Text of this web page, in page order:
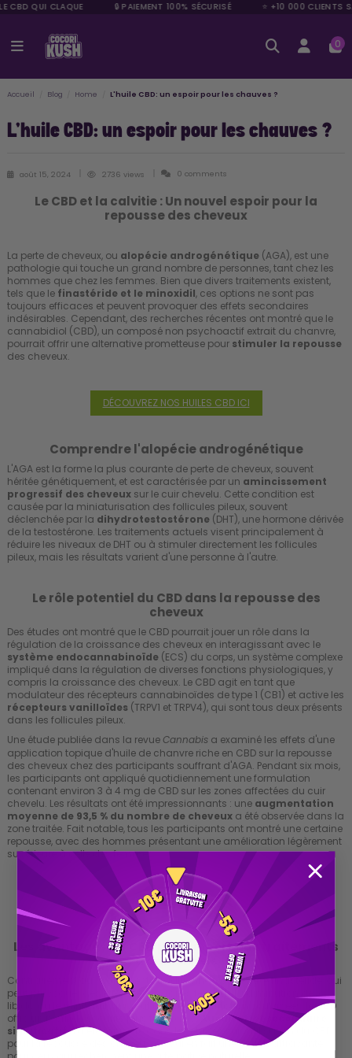
CBD QUI CLAQUE 🔒 PAIEMENT 100% SÉCURISÉ ⭐ +10 000 CLIENTS
0
Accueil Blog Home L'huile CBD: un espoir pour les chauves ?
L'huile CBD: un espoir pour les chauves ?
août 15, 2024 2736 views 0 comments
Le CBD et la calvitie : Un nouvel espoir pour la
repousse des cheveux
La perte de cheveux, ou alopécie androgénétique (AGA), est une
pathologie qui touche un grand nombre de personnes, tant chez les
hommes que chez les femmes. Bien que divers traitements existent,
tels que le finastéride et le minoxidil, ces options ne sont pas
toujours efficaces et peuvent provoquer des effets secondaires
indésirables. Cependant, des recherches récentes ont montré que le
cannabidiol (CBD), un composé non psychoactif extrait du chanvre,
pourrait offrir une alternative prometteuse pour stimuler la repousse
des cheveux.
DÉCOUVREZ NOS HUILES CBD ICI
Comprendre l'alopécie androgénétique
L'AGA est la forme la plus courante de perte de cheveux, souvent
héritée génétiquement, et est caractérisée par un amincissement
progressif des cheveux sur le cuir chevelu. Cette condition est
causée par la miniaturisation des follicules pileux, souvent
déclenchée par la dihydrotestostérone (DHT), une hormone dérivée
de la testostérone. Les traitements actuels visent principalement à
réduire les niveaux de DHT ou à stimuler directement les follicules
pileux, mais les résultats varient d'une personne à l'autre.
Le rôle potentiel du CBD dans la repousse des
cheveux
Des études ont montré que le CBD pourrait jouer un rôle dans la
régulation de la croissance des cheveux en interagissant avec le
système endocannabinoïde (ECS) du corps, un système complexe
impliqué dans la régulation de diverses fonctions physiologiques, y
compris la croissance des cheveux. Le CBD agit en tant que
modulateur des récepteurs cannabinoïdes de type 1 (CB1) et active les
récepteurs vanilloïdes (TRPV1 et TRPV4), qui sont tous deux présents
dans les follicules pileux.
Une étude publiée dans la revue Cannabis a examiné les effets d'une
application topique d'huile de chanvre riche en CBD sur la repousse
des cheveux chez des participants souffrant d'AGA. Pendant six mois,
les participants ont appliqué quotidiennement une formulation
contenant environ 3 à 4 mg de CBD sur les zones affectées du cuir
chevelu. Les résultats ont été impressionnants : une augmentation
moyenne de 93,5 % du nombre de cheveux a été observée dans la
zone traitée. Fait notable, tous les participants ont montré une certaine
repousse, avec des hommes présentant une amélioration légèrement
supérieure à celle des femmes.
DÉCOUVREZ NOS COSMETIQUES AU CBD ICI
Les avantages du CBD par rapport aux traitements
traditionnels
Contrairement aux traitements traditionnels comme le finastéride, qui
peut provoquer des effets secondaires tels que la diminution de la
libido, ou le minoxidil, qui peut causer des irritations cutanées, le CBD
offre un profil de sécurité plus favorable.
Aucun effet secondaire
significatifn'a été rapporté dans les études sur l'utilisation du CBD
pour la repousse des cheveux, ce qui en fait une option attrayante